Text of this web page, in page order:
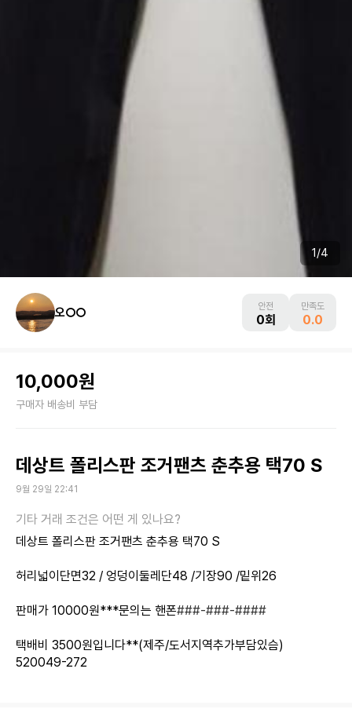
1/4
오○○ 안전
0회
만족도
0.0
10,000원
구매자 배송비 부담
데상트 폴리스판 조거팬츠 춘추용 택70 S
9월 29일 22:41
데상트 폴리스판 조거팬츠 춘추용 택70 S
허리넓이단면32 / 엉덩이둘레단48 /기장90 /밑위26
판매가 10000원***문의는 핸폰###-###-####
택배비 3500원입니다**(제주/도서지역추가부담있슴)
520049-272